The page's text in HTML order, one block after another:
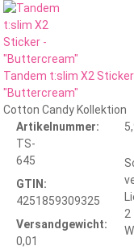
Tandem t:slim X2
"Buttercream"
Cotton Candy Kollektion
Artikelnummer:
TS-
645
GTIN:
4251859309325
Versandgewicht:
0,01
2